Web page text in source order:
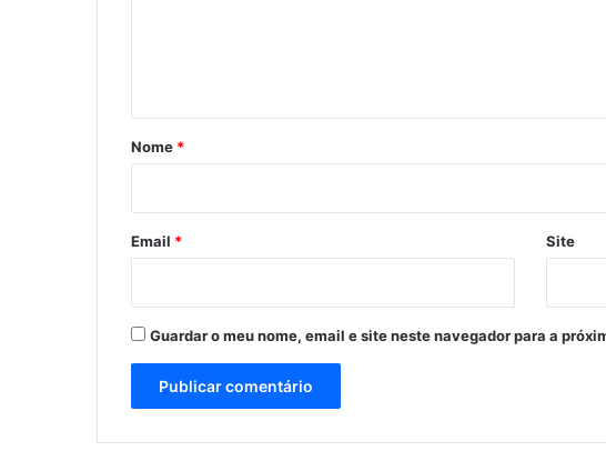
r
*
Nome *
Email * Site
Guardar o meu nome, email e site neste navegador para a